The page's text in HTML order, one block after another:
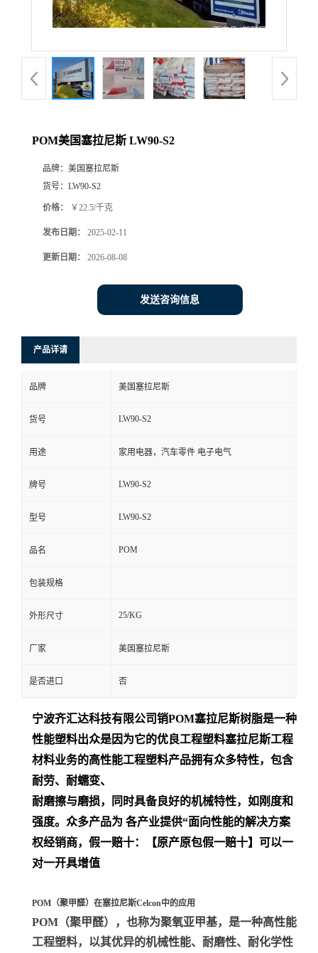
POM美国塞拉尼斯 LW90-S2
品牌： 美国塞拉尼斯
货号： LW90-S2
价格： ￥22.5/千克
发布日期： 2025-02-11
更新日期： 2026-08-08
发送咨询信息
产品详请
品牌 美国塞拉尼斯
货号 LW90-S2
用途 家用电器，汽车零件 电子电气
牌号 LW90-S2
型号 LW90-S2
品名 POM
包装规格
外形尺寸 25/KG
厂家 美国塞拉尼斯
是否进口 否
宁波齐汇达科技有限公司销POM塞拉尼斯树脂是一种
性能塑料出众是因为它的优良工程塑料塞拉尼斯工程
材料业务的高性能工程塑料产品拥有众多特性，包含
耐劳、耐蠕变、
耐磨擦与磨损，同时具备良好的机械特性，如刚度和
强度。众多产品为 各产业提供“面向性能的解决方案
权经销商，假一赔十：【原产原包假一赔十】可以一
对一开具增值
POM（聚甲醛）在塞拉尼斯Celcon中的应用
POM（聚甲醛）
，也称为聚氧亚甲基，是一种高性能
工程塑料，以其优异的机械性能、耐磨性、耐化学性